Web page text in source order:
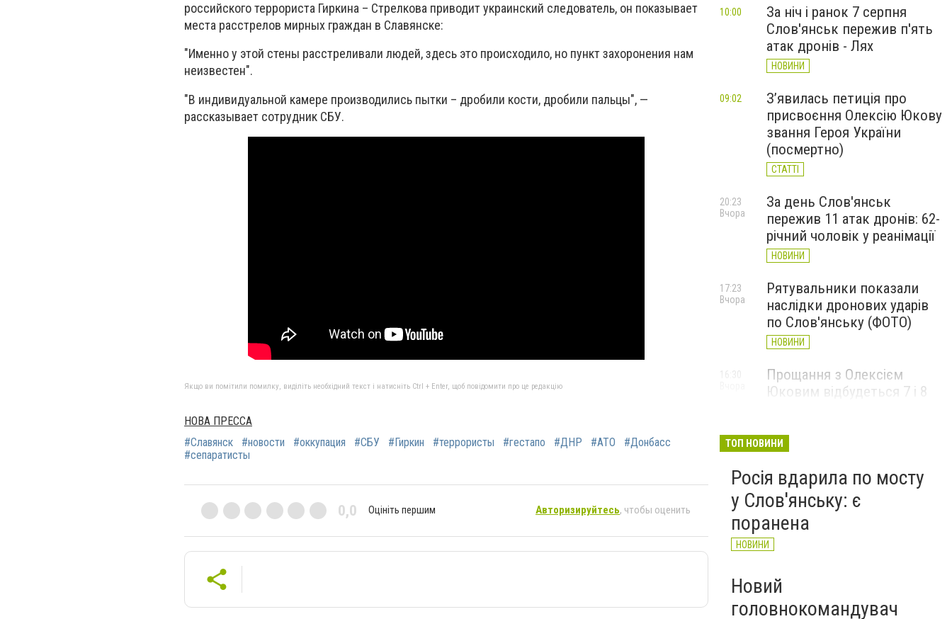
российского террориста Гиркина – Стрелкова приводит украинский следователь, он показывает
места расстрелов мирных граждан в Славянске:
"Именно у этой стены расстреливали людей, здесь это происходило, но пункт захоронения нам
неизвестен".
"В индивидуальной камере производились пытки – дробили кости, дробили пальцы", —
рассказывает сотрудник СБУ.
Якщо ви помітили помилку, виділіть необхідний текст і натисніть Ctrl + Enter, щоб повідомити про це редакцію
НОВА ПРЕССА
#Славянск
#новости #оккупация #СБУ #Гиркин #террористы #гестапо #ДНР #АТО
#Донбасс
#сепаратисты
0,0 Оцініть першим Авторизируйтесь, чтобы оценить
За ніч і ранок 7 серпня
Слов'янськ пережив п'ять
атак дронів - Лях
НОВИНИ
10:00
З’явилась петиція про
присвоєння Олексію Юкову
звання Героя України
(посмертно)
СТАТТІ
09:02
За день Слов'янськ
пережив 11 атак дронів: 62-
річний чоловік у реанімації
НОВИНИ
20:23
Вчора
Рятувальники показали
наслідки дронових ударів
по Слов'янську (ФОТО)
НОВИНИ
17:23
Вчора
Прощання з Олексієм
Юковим відбудеться 7 і 8
ТОП НОВИНИ
Росія вдарила по мосту
у Слов'янську: є
поранена
НОВИНИ
Новий
головнокомандувач